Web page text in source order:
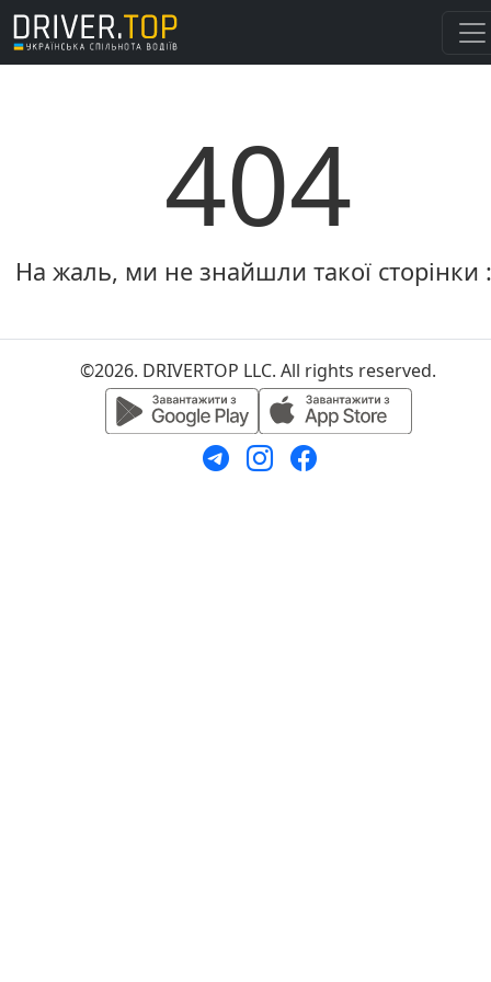
404
На жаль, ми не знайшли такої сторінки
©2026. DRIVERTOP LLC. All rights reserved.